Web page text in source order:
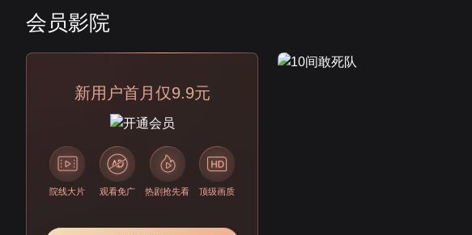
会员影院
新用户首月仅9.9元
院线大片 观看免广 热剧抢先看 顶级画质
会员